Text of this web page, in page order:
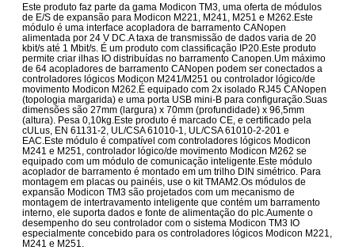
Este produto faz parte da gama Modicon TM3, uma oferta de módulos
de E/S de expansão para Modicon M221, M241, M251 e M262.Este
módulo é uma interface acopladora de barramento CANopen
alimentada por 24 V DC.A taxa de transmissão de dados varia de 20
kbit/s até 1 Mbit/s. É um produto com classificação IP20.Este produto
permite criar ilhas IO distribuídas no barramento Canopen.Um máximo
de 64 acopladores de barramento CANopen podem ser conectados a
controladores lógicos Modicon M241/M251 ou controlador lógico/de
movimento Modicon M262.É equipado com 2x isolado RJ45 CANopen
(topologia margarida) e uma porta USB mini-B para configuração.Suas
dimensões são 27mm (largura) x 70mm (profundidade) x 96,5mm
(altura). Pesa 0,10kg.Este produto é marcado CE, e certificado pela
cULus, EN 61131-2, UL/CSA 61010-1, UL/CSA 61010-2-201 e
EAC.Este módulo é compatível com controladores lógicos Modicon
M241 e M251, controlador lógico/de movimento Modicon M262 se
equipado com um módulo de comunicação inteligente.Este módulo
acoplador de barramento é montado em um trilho DIN simétrico. Para
montagem em placas ou painéis, use o kit TMAM2.Os módulos de
expansão Modicon TM3 são projetados com um mecanismo de
montagem de intertravamento inteligente que contém um barramento
interno, ele suporta dados e fonte de alimentação do plc.Aumente o
desempenho do seu controlador com o sistema Modicon TM3 IO
especialmente concebido para os controladores lógicos Modicon M221,
M241 e M251.